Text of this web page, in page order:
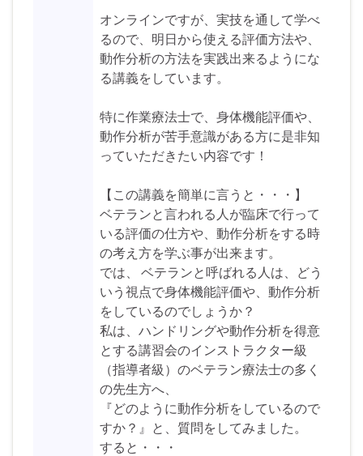
オンラインですが、実技を通して学べ
るので、明日から使える評価方法や、
動作分析の方法を実践出来るようにな
る講義をしています。
特に作業療法士で、身体機能評価や、
動作分析が苦手意識がある方に是非知
っていただきたい内容です！
【この講義を簡単に言うと・・・】
ベテランと言われる人が臨床で行って
いる評価の仕方や、動作分析をする時
の考え方を学ぶ事が出来ます。
では、 ベテランと呼ばれる人は、どう
いう視点で身体機能評価や、動作分析
をしているのでしょうか？
私は、ハンドリングや動作分析を得意
とする講習会のインストラクター級
（指導者級）のベテラン療法士の多く
の先生方へ、
『どのように動作分析をしているので
すか？』と、質問をしてみました。
すると・・・